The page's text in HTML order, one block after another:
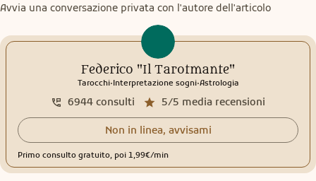
Avvia una conversazione privata con l'autore dell'articolo
Federico "Il Tarotmante"
Tarocchi.Interpretazione sogni.Astrologia
5/5 media recensioni
6944 consulti
Non in linea, avvisami
Primo consulto gratuito, poi 1,99€/min